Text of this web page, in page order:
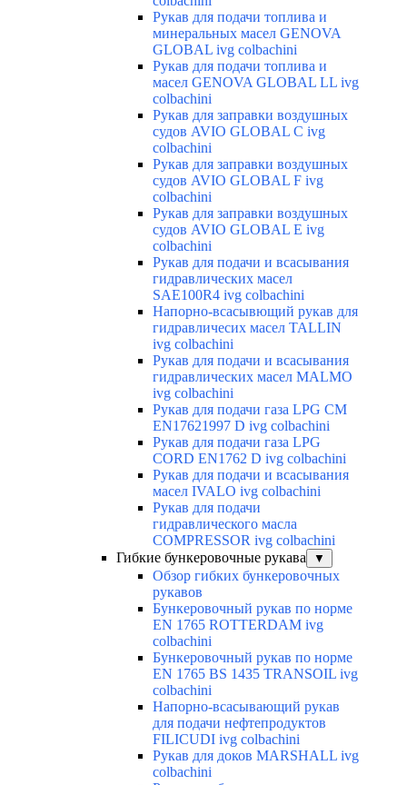
Рукав для подачи топлива и
минеральных масел GENOVA
GLOBAL ivg colbachini
Рукав для подачи топлива и
масел GENOVA GLOBAL LL ivg
colbachini
Рукав для заправки воздушных
судов AVIO GLOBAL C ivg
colbachini
Рукав для заправки воздушных
судов AVIO GLOBAL F ivg
colbachini
Рукав для заправки воздушных
судов AVIO GLOBAL E ivg
colbachini
Рукав для подачи и всасывания
гидравлических масел
SAE100R4 ivg colbachini
Напорно-всасывющий рукав для
гидравличесих масел TALLIN
ivg colbachini
Рукав для подачи и всасывания
гидравлических масел MALMO
ivg colbachini
Рукав для подачи газа LPG CM
EN17621997 D ivg colbachini
Рукав для подачи газа LPG
CORD EN1762 D ivg colbachini
Рукав для подачи и всасывания
масел IVALO ivg colbachini
Рукав для подачи
гидравлического масла
COMPRESSOR ivg colbachini
Гибкие бункеровочные рукава
▼
Обзор гибких бункеровочных
рукавов
Бункеровочный рукав по норме
EN 1765 ROTTERDAM ivg
colbachini
Бункеровочный рукав по норме
EN 1765 BS 1435 TRANSOIL ivg
colbachini
Напорно-всасывающий рукав
для подачи нефтепродуктов
FILICUDI ivg colbachini
Рукав для доков MARSHALL ivg
colbachini